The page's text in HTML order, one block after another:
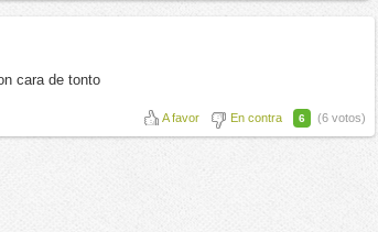
cara de tonto
A favor En contra 6 (6 votos)